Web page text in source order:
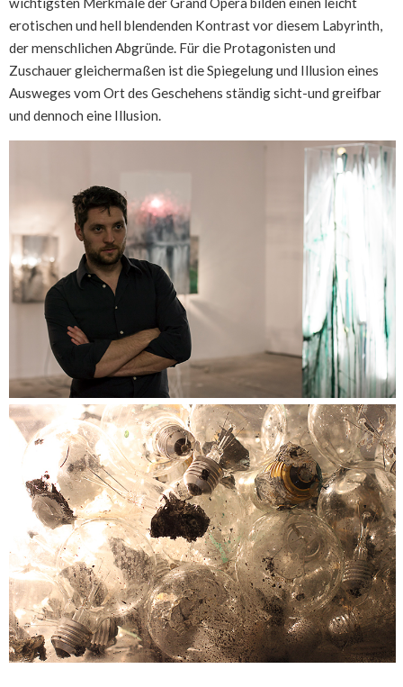
erotischen und hell blendenden Kontrast vor diesem Labyrinth,
der menschlichen Abgründe. Für die Protagonisten und
Zuschauer gleichermaßen ist die Spiegelung und Illusion eines
Ausweges vom Ort des Geschehens ständig sicht-und greifbar
und dennoch eine Illusion.